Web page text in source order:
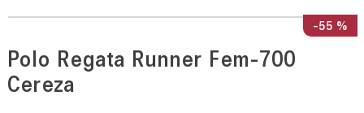
-55 %
Polo Regata Runner Fem-700
Cereza